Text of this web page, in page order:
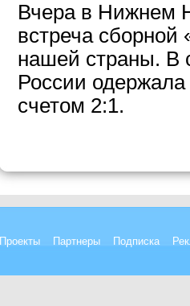
Вчера в Нижнем
встреча
нашей страны. В
России
счетом 2:1.
Проекты Партнеры Подписка